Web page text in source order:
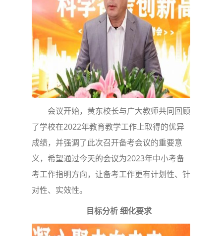
会议开始，黄东校长与广大教师共同回顾
了学校在2022年教育教学工作上取得的优异
成绩，并强调了此次召开备考会议的重要意
义，希望通过今天的会议为2023年中小考备
考工作指明方向，让备考工作更有计划性、针
对性、实效性。
目标分析 细化要求